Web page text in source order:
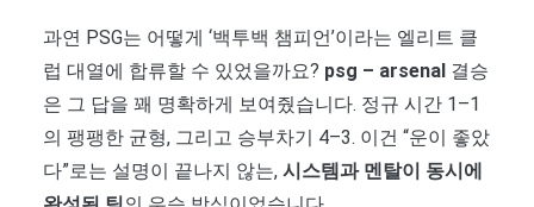
과연 PSG는 어떻게 ‘백투백 챔피언’이라는 엘리트 클
럽 대열에 합류할 수 있었을까요? psg – arsenal 결승
은 그 답을 꽤 명확하게 보여줬습니다. 정규 시간 1–1
의 팽팽한 균형, 그리고 승부차기 4–3. 이건 “운이 좋았
다”로는 설명이 끝나지 않는, 시스템과 멘탈이 동시에